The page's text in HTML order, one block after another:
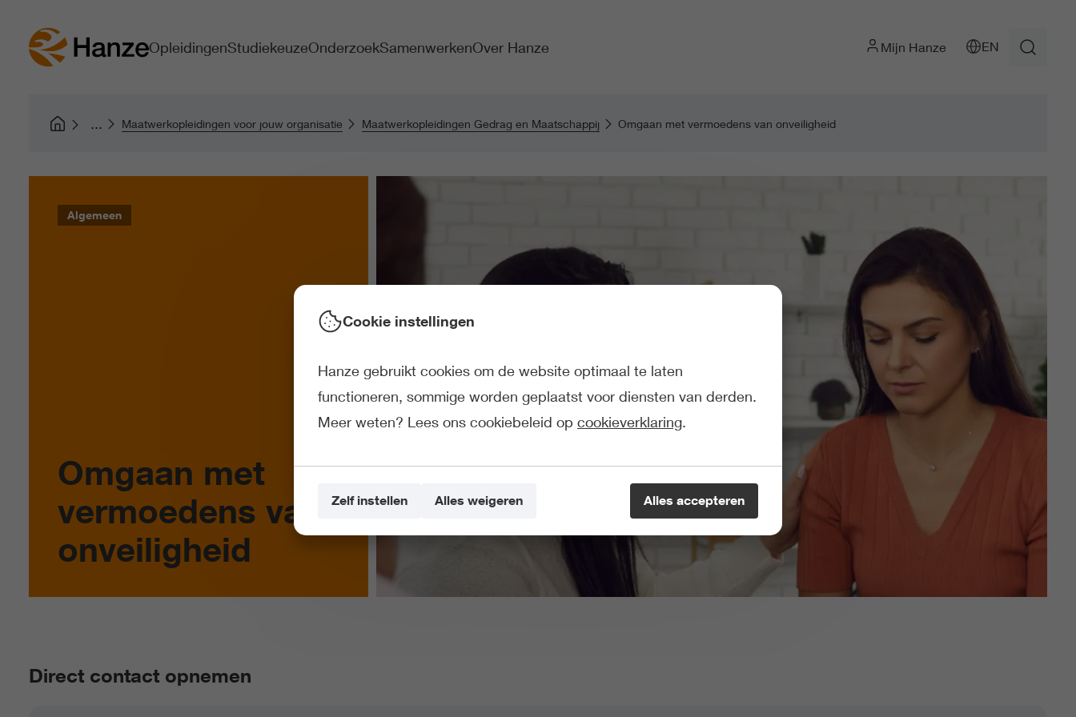
OpleidingenStudiekeuzeOnderzoekSamenwerkenOver Hanze Mijn Hanze EN
Maatwerkopleidingen voor jouw organisatie Maatwerkopleidingen Gedrag en Maatschappij Omgaan met vermoedens van onveiligheid
Omgaan met
vermoedens van
onveiligheid
Algemeen
Direct contact opnemen
Cookie instellingen
Hanze gebruikt cookies om de website optimaal te laten
functioneren, sommige worden geplaatst voor diensten van derden.
Meer weten? Lees ons cookiebeleid op cookieverklaring.
Alles accepteren
Zelf instellen Alles weigeren